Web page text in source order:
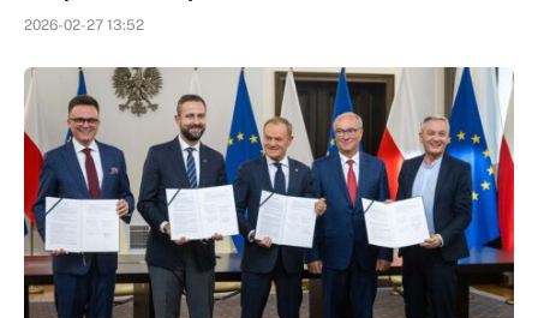
2026-02-27 13:52